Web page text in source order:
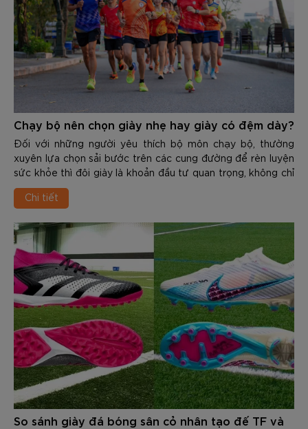
Chạy bộ nên chọn giày nhẹ hay giày có đệm dày?
Đối với những người yêu thích bộ môn chạy bộ, thường
xuyên lựa chọn sải bước trên các cung đường để rèn luyện
sức khỏe thì đôi giày là khoản đầu tư quan trọng, không chỉ
giúp cải thiện thành tích mà còn phòng tránh những chấn
thương dai dẳng. Đứng trước kệ giày của các thương hiệu,
để chọn được sản phẩm phù hợp.
Chi tiết
So sánh giày đá bóng sân cỏ nhân tạo đế TF và